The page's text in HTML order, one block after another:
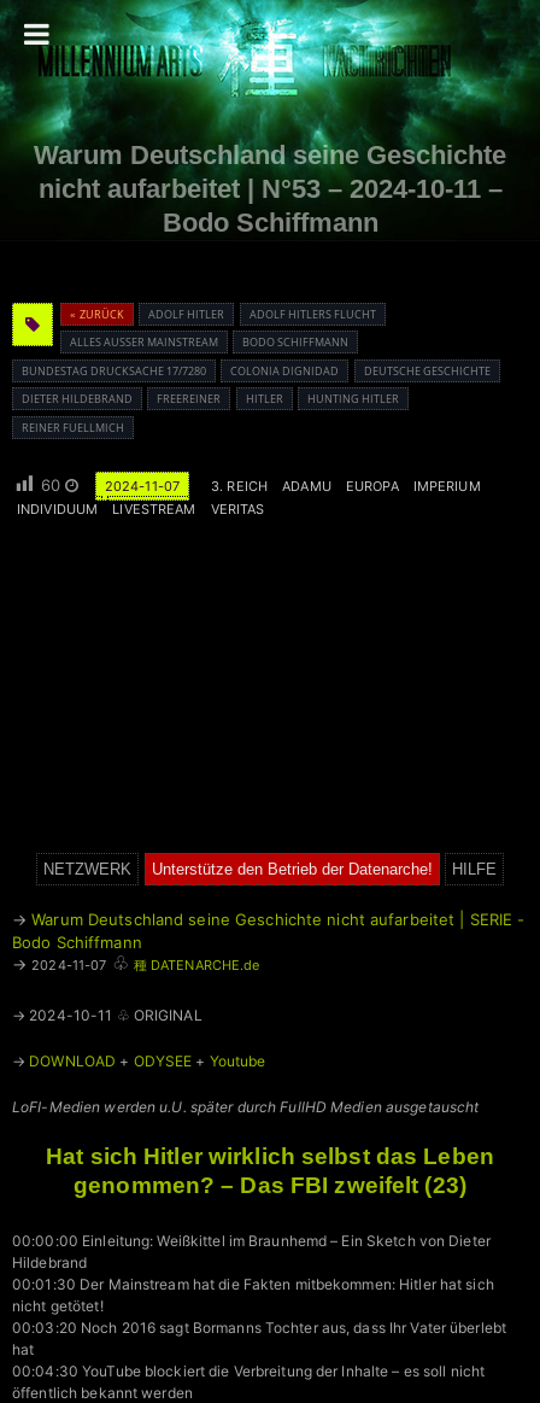
Warum Deutschland seine Geschichte
nicht aufarbeitet | N°53 – 2024-10-11 –
Bodo Schiffmann
« ZURÜCK ADOLF HITLER
ADOLF HITLERS FLUCHT
ALLES AUSSER MAINSTREAM
BODO SCHIFFMANN
BUNDESTAG DRUCKSACHE 17/7280
COLONIA DIGNIDAD
DEUTSCHE GESCHICHTE
DIETER HILDEBRAND
FREEREINER HITLER
HUNTING HITLER
REINER FUELLMICH
60 2024-11-07 3. REICH ADAMU EUROPA
IMPERIUM
INDIVIDUUM
LIVESTREAM VERITAS
NETZWERK Unterstütze den Betrieb der Datenarche! HILFE
→Warum Deutschland seine Geschichte nicht aufarbeitet | SERIE -
Bodo Schiffmann
→ 2024-11-07 ♧ 種 DATENARCHE.de
→ 2024-10-11 ♧ ORIGINAL
→ DOWNLOAD + ODYSEE + Youtube
LoFI-Medien werden u.U. später durch FullHD Medien ausgetauscht
Hat sich Hitler wirklich selbst das Leben
genommen? – Das FBI zweifelt (23)
00:00:00 Einleitung: Weißkittel im Braunhemd – Ein Sketch von Dieter
Hildebrand
00:01:30 Der Mainstream hat die Fakten mitbekommen: Hitler hat sich
nicht getötet!
00:03:20 Noch 2016 sagt Bormanns Tochter aus, dass Ihr Vater überlebt
hat
00:04:30 YouTube blockiert die Verbreitung der Inhalte – es soll nicht
öffentlich bekannt werden